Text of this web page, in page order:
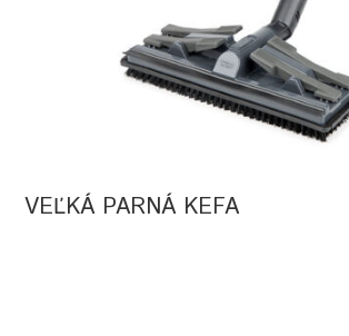
VEĽKÁ PARNÁ KEFA